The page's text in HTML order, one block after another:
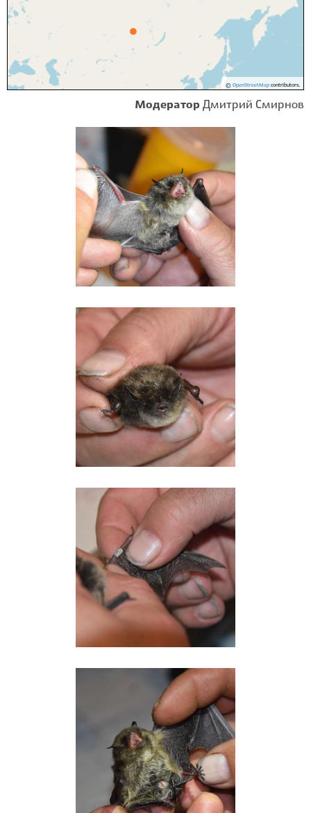
© OpenStreetMapcontributors.
Модератор Дмитрий Смирнов